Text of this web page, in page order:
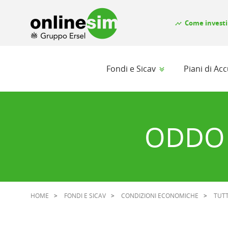
timeline Come
Fondi e Sicav Piani di
ODDO
HOME FONDI E SICAV CONDIZIONI ECONOMICHE